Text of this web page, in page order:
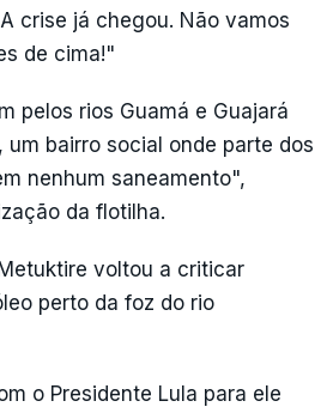
crise já chegou. Não vamos
de cima!"
pelos rios Guamá e Guajará
um bairro social onde parte dos
nenhum saneamento",
da flotilha.
voltou a criticar
perto da foz do rio
o Presidente Lula para ele